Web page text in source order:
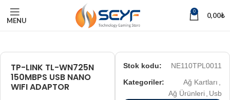
MENU
0 0,00₺
TP-LINK TL-WN725N
150MBPS USB NANO
WIFI ADAPTOR
Stok kodu:
NE110TPL0011
Kategoriler:
Ağ Kartları
Ağ Ürünleri Usb